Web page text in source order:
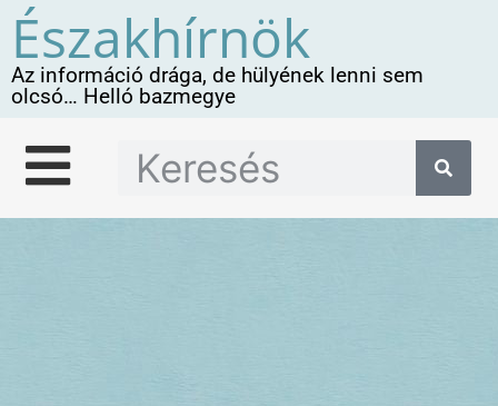
Északhírnök
Az információ drága, de hülyének lenni sem
olcsó… Helló bazmegye